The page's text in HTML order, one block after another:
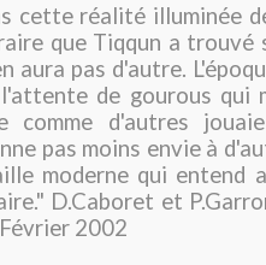
cette réalité illuminée
que Tiqqun a trouvé
aura pas d'autre.
de gourous qui
comme d'autres
pas moins envie à
moderne qui entend
D.Caboret et
2002